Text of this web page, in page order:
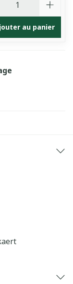
au panier
la